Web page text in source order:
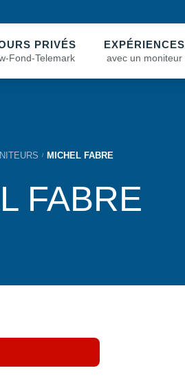
PRIVÉS
Fond-Telemark
EXPÉRIENCES
avec un moniteur
MICHEL FABRE
FABRE